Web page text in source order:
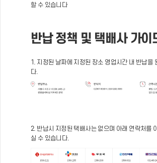
할 수 있습니다
반납 정책 및 택배사 가이
1. 지정된 날짜에 지정된 장소 영업시간 내 반납을
다.
2. 반납시 지정된 택배사는 없으며 아래 연락처를
실 수 있습니다.